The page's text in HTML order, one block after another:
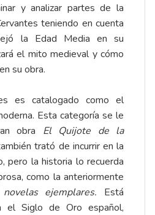
y analizar partes de la
teniendo en cuenta
la Edad Media en su
el mito medieval y cómo
su obra.
es catalogado como el
Esta categoría se le
obra El Quijote de la
trató de incurrir en la
pero la historia lo recuerda
como la anteriormente
ejemplares. Está
el Siglo de Oro español,